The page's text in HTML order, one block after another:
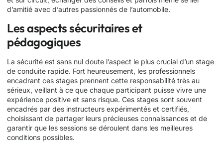
d’amitié avec d’autres passionnés de l’automobile.
Les aspects sécuritaires et
pédagogiques
La sécurité est sans nul doute l’aspect le plus crucial d’un stage
de conduite rapide. Fort heureusement, les professionnels
encadrant ces stages prennent cette responsabilité très au
sérieux, veillant à ce que chaque participant puisse vivre une
expérience positive et sans risque. Ces stages sont souvent
encadrés par des instructeurs expérimentés et certifiés,
choisissant de partager leurs précieuses connaissances et de
garantir que les sessions se déroulent dans les meilleures
conditions possibles.